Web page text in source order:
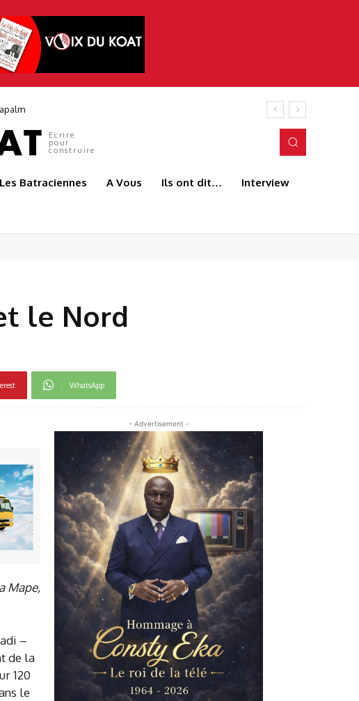
les réalités du terrain. C’est précisément l’esprit
Ecrire
pour
construire
Les Batraciennes A Vous Ils ont dit… Interview
le Nord
WhatsApp
Mape,
–
de la
120
le
- Advertisement -